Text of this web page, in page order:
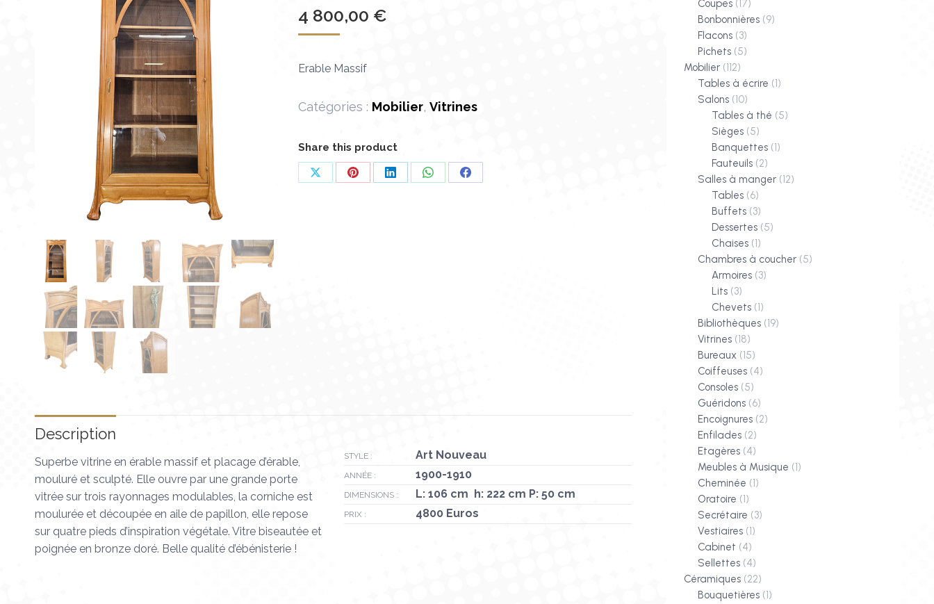
4 800,00 €
Erable Massif
Catégories : Mobilier, Vitrines
Share this product
PartagerPartagerPartagerPartagerPartager
Description
Superbe vitrine en érable massif et placage d’érable,
mouluré et sculpté. Elle ouvre par une grande porte
vitrée sur trois rayonnages modulables, la corniche est
moulurée et découpée en aile de papillon, elle repose
sur quatre pieds d’inspiration végétale. Vitre biseautée et
poignée en bronze doré. Belle qualité d’ébénisterie !
STYLE : Art Nouveau
ANNÉE : 1900-1910
DIMENSIONS : L: 106 cm h: 222 cm P: 50 cm
PRIX : 4800 Euros
Coupes (17)
Bonbonnières (9)
Flacons (3)
Pichets (5)
Mobilier (112)
Tables à écrire (1)
Salons (10)
Tables à thé (5)
Sièges (5)
Banquettes (1)
Fauteuils (2)
Salles à manger (12)
Tables (6)
Buffets (3)
Dessertes (5)
Chaises (1)
Chambres à coucher (5)
Armoires (3)
Lits (3)
Chevets (1)
Bibliothèques (19)
Vitrines (18)
Bureaux (15)
Coiffeuses (4)
Consoles (5)
Guéridons (6)
Encoignures (2)
Enfilades (2)
Etagères (4)
Meubles à Musique (1)
Cheminée (1)
Oratoire (1)
Secrétaire (3)
Vestiaires (1)
Cabinet (4)
Sellettes (4)
Céramiques (22)
Bouquetières (1)